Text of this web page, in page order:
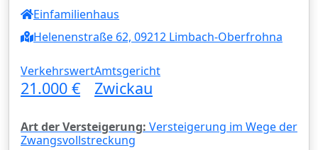
Einfamilienhaus
Helenenstraße 62, 09212 Limbach-Oberfrohna
Verkehrswert
21.000 €
Amtsgericht
Zwickau
Art der Versteigerung: Versteigerung im Wege der
Zwangsvollstreckung